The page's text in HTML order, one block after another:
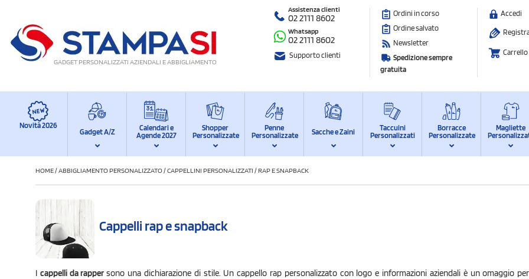
GADGET PERSONALIZZATI AZIENDALI E ABBIGLIAMENTO
Assistenza clienti
02 2111 8602
Whatsapp
02 2111 8602
Supporto clienti
Ordini in corso
Ordine salvato
Newsletter
Spedizione sempre
gratuita
Accedi
Carrello
Novità 2026
Gadget A/Z
Calendari e
Agende 2027
Shopper
Personalizzate
Penne
Personalizzate
Sacche e Zaini
Taccuini
Personalizzati
Borracce
Personalizzate
Magliette
HOME/ABBIGLIAMENTO PERSONALIZZATO/CAPPELLINI PERSONALIZZATI /RAP E SNAPBACK
Cappelli rap e snapback
I cappelli da rappersono una dichiarazione di stile. Un cappello rap personalizzato con logo e informazioni aziendali è un